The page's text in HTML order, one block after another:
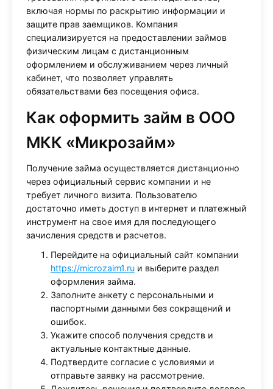
включая нормы по раскрытию информации и
защите прав заемщиков. Компания
специализируется на предоставлении займов
физическим лицам с дистанционным
оформлением и обслуживанием через личный
кабинет, что позволяет управлять
обязательствами без посещения офиса.
Как оформить займ в ООО
МКК «Микрозайм»
Получение займа осуществляется дистанционно
через официальный сервис компании и не
требует личного визита. Пользователю
достаточно иметь доступ в интернет и платежный
инструмент на свое имя для последующего
зачисления средств и расчетов.
Перейдите на официальный сайт компании
https://microzaim1.ruи выберите раздел
оформления займа.
Заполните анкету с персональными и
паспортными данными без сокращений и
ошибок.
Укажите способ получения средств и
актуальные контактные данные.
Подтвердите согласие с условиями и
отправьте заявку на рассмотрение.